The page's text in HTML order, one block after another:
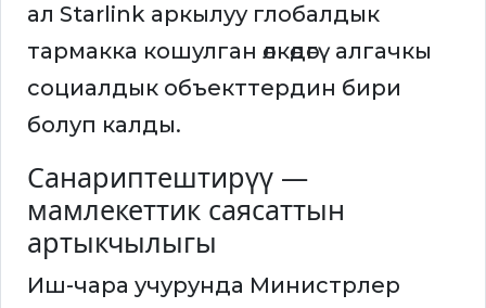
ал Starlink аркылуу глобалдык
тармакка кошулган өлкөдөгү алгачкы
социалдык объекттердин бири
болуп калды.
Санариптештирүү —
мамлекеттик саясаттын
артыкчылыгы
Иш-чара учурунда Министрлер